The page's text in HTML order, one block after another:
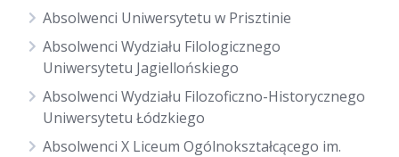
Absolwenci Uniwersytetu w Prisztinie
Absolwenci Wydziału Filologicznego
Uniwersytetu Jagiellońskiego
Absolwenci Wydziału Filozoficzno-Historycznego
Uniwersytetu Łódzkiego
Absolwenci X Liceum Ogólnokształcącego im.